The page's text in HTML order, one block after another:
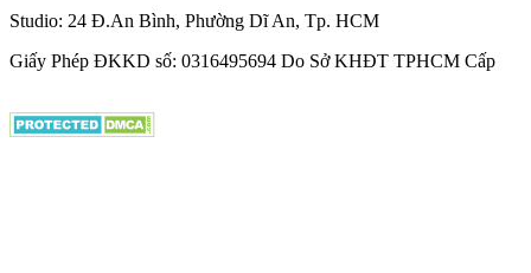
Studio: 24 Đ.An Bình, Phường Dĩ An, Tp. HCM
Giấy Phép ĐKKD số: 0316495694 Do Sở KHĐT TPHCM Cấp